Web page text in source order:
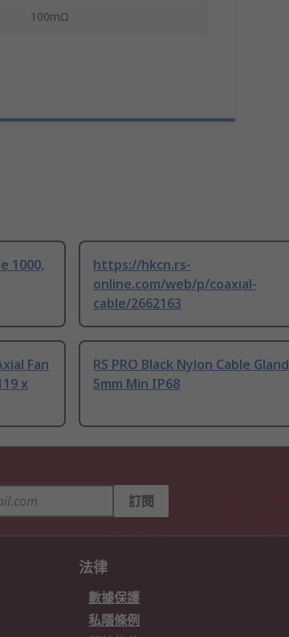
100mΩ
1000,
https://hkcn.rs-
online.com/web/p/coaxial-
cable/2662163
Fan
x
RS PRO Black Nylon Cable Gland
5mm Min IP68
訂閱
法律
數據保護
私隱條例